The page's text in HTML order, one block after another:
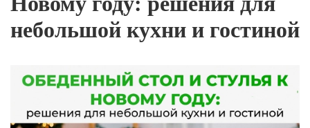
небольшой кухни и гостиной